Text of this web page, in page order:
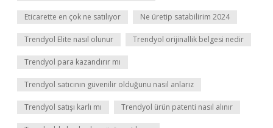
Eticarette en çok ne satılıyor Ne üretip satabilirim 2024
Trendyol Elite nasıl olunur Trendyol orijinallik belgesi nedir
Trendyol para kazandırır mı
Trendyol satıcının güvenilir olduğunu nasıl anlarız
Trendyol satışı karlı mı Trendyol ürün patenti nasıl alınır